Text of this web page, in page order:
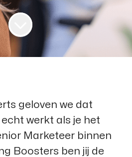
geloven we dat
werkt als je het
Marketeer binnen
Boosters ben jij de